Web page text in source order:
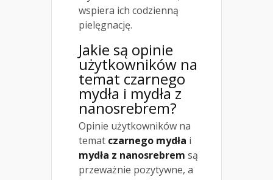
wspiera ich codzienną
pielęgnację.
Jakie są opinie
użytkowników na
temat czarnego
mydła i mydła z
nanosrebrem?
Opinie użytkowników na
temat czarnego mydła i
mydła z nanosrebrem są
przeważnie pozytywne, a